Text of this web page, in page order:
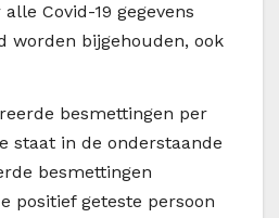
Covid-19 gegevens
worden bijgehouden, ook
besmettingen per
staat in de onderstaande
besmettingen
positief geteste persoon